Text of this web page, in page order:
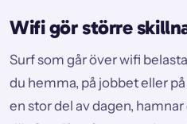
Wifi gör större
Surf som går över wifi
du hemma, på jobbet eller
en stor del av dagen,